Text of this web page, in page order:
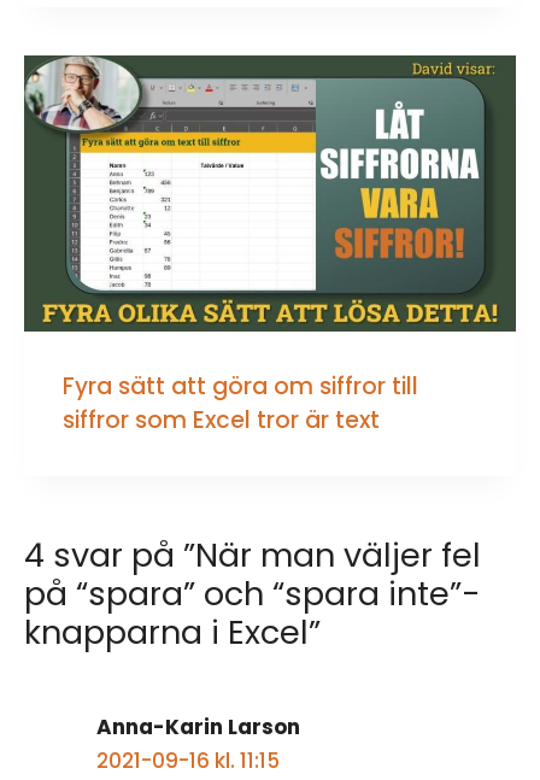
Fyra sätt att göra om siffror till
siffror som Excel tror är text
4 svar på ”När man väljer fel
på “spara” och “spara inte”-
knapparna i Excel”
Anna-Karin Larson
2021-09-16 kl. 11:15